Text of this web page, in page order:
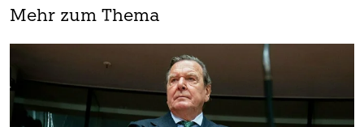
Mehr zum Thema